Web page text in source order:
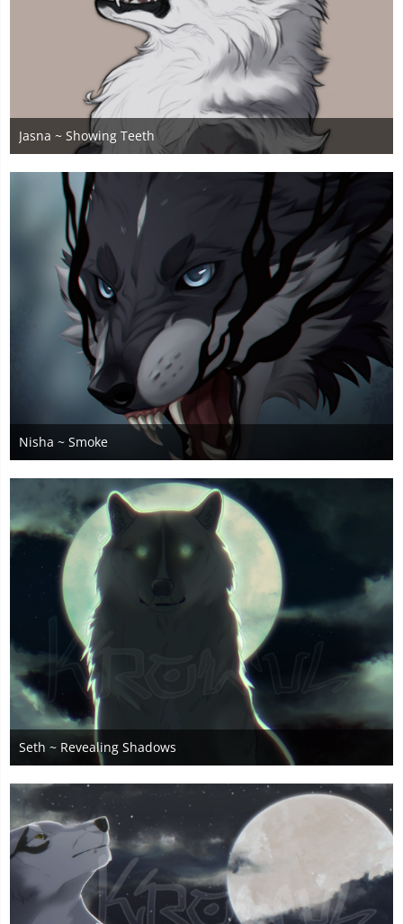
Jasna ~ Showing Teeth
27. Mai 2025
1
Nisha ~ Smoke
13. Mai 2025
3
Seth ~ Revealing Shadows
28. April 2025
1